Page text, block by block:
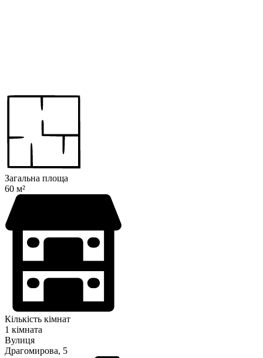
Загальна площа
60 м²
Кількість кімнат
1 кімната
Вулиця
Драгомирова, 5